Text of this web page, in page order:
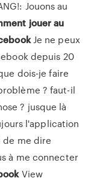
Jouons au
jouer au
Je ne peux
depuis 20
dois-je faire
? faut-il
? jusque là
l'application
me dire
à me connecter
View